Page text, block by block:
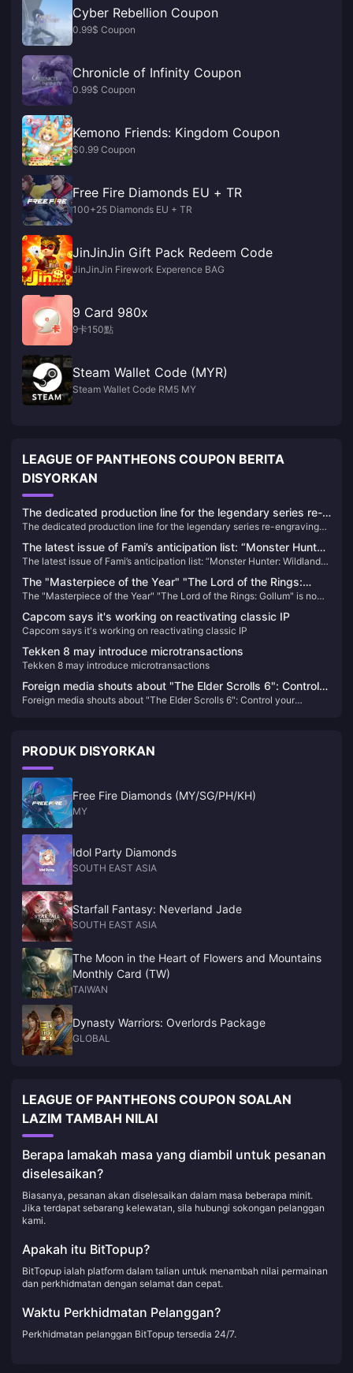
Cyber Rebellion Coupon
0.99$ Coupon
Chronicle of Infinity Coupon
0.99$ Coupon
Kemono Friends: Kingdom Coupon
$0.99 Coupon
Free Fire Diamonds EU + TR
100+25 Diamonds EU + TR
JinJinJin Gift Pack Redeem Code
JinJinJin Firework Experence BAG
9 Card 980x
9卡150點
Steam Wallet Code (MYR)
Steam Wallet Code RM5 MY
LEAGUE OF PANTHEONS COUPON BERITA
DISYORKAN
The dedicated production line for the legendary series re-
engraving project has been completed
The dedicated production line for the legendary series re-engraving
The latest issue of Fami’s anticipation list: “Monster Hunter:
Wildlands” returns to the top of the list
The latest issue of Fami’s anticipation list: “Monster Hunter: Wildlands”
The "Masterpiece of the Year" "The Lord of the Rings:
Gollum" is now available at a discount on "Bone" on Steam
The "Masterpiece of the Year" "The Lord of the Rings: Gollum" is now
Capcom says it's working on reactivating classic IP
Capcom says it's working on reactivating classic IP
Tekken 8 may introduce microtransactions
Tekken 8 may introduce microtransactions
Foreign media shouts about "The Elder Scrolls 6": Control
your ambitions, don't be like "Starry Sky" with "high eyes
Foreign media shouts about "The Elder Scrolls 6": Control your
PRODUK DISYORKAN
Free Fire Diamonds (MY/SG/PH/KH)
MY
Idol Party Diamonds
SOUTH EAST ASIA
Starfall Fantasy: Neverland Jade
SOUTH EAST ASIA
The Moon in the Heart of Flowers and Mountains
Monthly Card (TW)
TAIWAN
Dynasty Warriors: Overlords Package
GLOBAL
LEAGUE OF PANTHEONS COUPON SOALAN
LAZIM TAMBAH NILAI
Berapa lamakah masa yang diambil untuk pesanan
diselesaikan?
Biasanya, pesanan akan diselesaikan dalam masa beberapa minit.
Jika terdapat sebarang kelewatan, sila hubungi sokongan pelanggan
kami.
Apakah itu BitTopup?
BitTopup ialah platform dalam talian untuk menambah nilai permainan
dan perkhidmatan dengan selamat dan cepat.
Waktu Perkhidmatan Pelanggan?
Perkhidmatan pelanggan BitTopup tersedia 24/7.